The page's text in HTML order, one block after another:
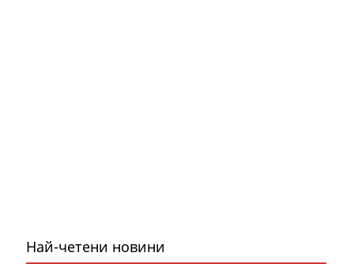
Най-четени новини